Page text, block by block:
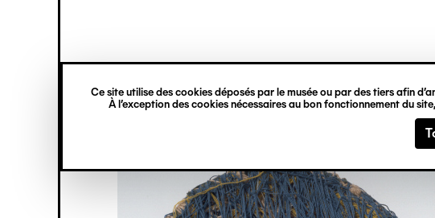
Ce site utilise des cookies déposés par le musée ou par des tiers afin
À l’exception des cookies nécessaires au bon fonctionnement du
principal
verticale